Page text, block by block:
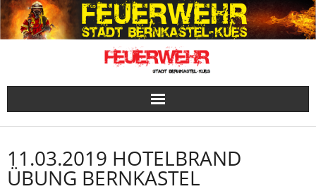
Skip
to
content
11.03.2019 HOTELBRAND
ÜBUNG BERNKASTEL